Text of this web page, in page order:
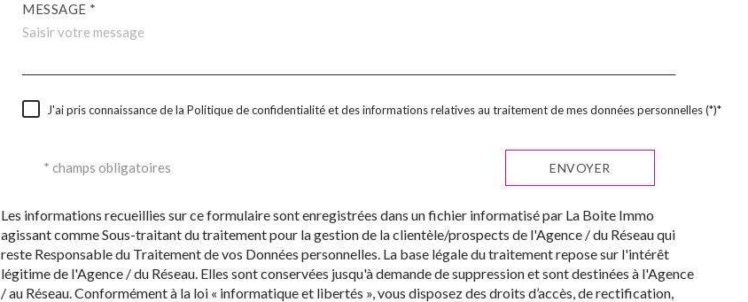
MESSAGE *
J'ai pris connaissance de la Politique de confidentialité et des informations relatives au traitement de mes données personnelles (*)*
* champs obligatoires ENVOYER
Les informations recueillies sur ce formulaire sont enregistrées dans un fichier informatisé par La Boite Immo
agissant comme Sous-traitant du traitement pour la gestion de la clientèle/prospects de l'Agence / du Réseau qui
reste Responsable du Traitement de vos Données personnelles. La base légale du traitement repose sur l'intérêt
légitime de l'Agence / du Réseau. Elles sont conservées jusqu'à demande de suppression et sont destinées à l'Agence
/ au Réseau. Conformément à la loi « informatique et libertés », vous disposez des droits d’accès, de rectification,